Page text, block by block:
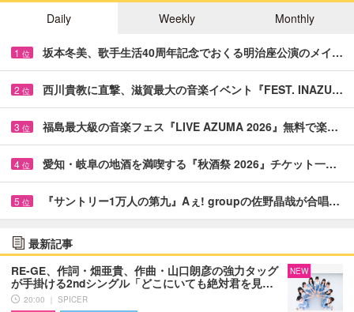
Daily
Weekly Monthly
1 位 坂本冬美、歌手生活40周年記念でおくる明治座公演のメイ…
2 位 西川貴教に直撃、滋賀最大の音楽イベント『FEST. INAZU…
3 位 福島最大級の音楽フェス『LIVE AZUMA 2026』無料で楽…
4 位 愛知・岐阜の地酒を満喫する『秋酒祭 2026』チケット一…
5 位 『サントリー1万人の第九』Aぇ! groupの佐野晶哉が合唱…
最新記事
RE-GE、作詞・畑亜貴、作曲・山口朗彦の強力タッグ
が手掛ける2ndシングル「どこにいても絶対君を見…
20:00 ｜ SPICER
NEW